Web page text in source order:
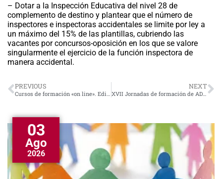
– Dotar a la Inspección Educativa del nivel 28 de
complemento de destino y plantear que el número de
inspectores e inspectoras accidentales se limite por ley a
un máximo del 15% de las plantillas, cubriendo las
vacantes por concursos-oposición en los que se valore
singularmente el ejercicio de la función inspectora de
manera accidental.
PREVIOUS NEXT
XVII Jornadas de formación de ADIDE PV. Valencia, 13 de diciembre de 2019.
03
Ago
2026